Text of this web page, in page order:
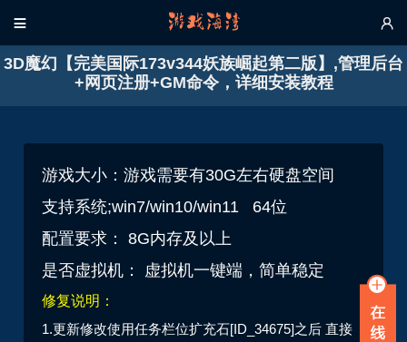
 
3D魔幻【完美国际173v344妖族崛起第二版】,管理后台
+网页注册+GM命令，详细安装教程
游戏大小：游戏需要有30G左右硬盘空间
支持系统;win7/win10/win11 64位
配置要求： 8G内存及以上
是否虚拟机： 虚拟机一键端，简单稳定
修复说明：
1.更新修改使用任务栏位扩充石[ID_34675]之后 直接